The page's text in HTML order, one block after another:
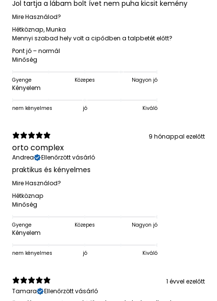
Jol tartja a lábam bolt ívet nem puha kicsit kemény
Mire Használod?
Hétköznap,Munka
Mennyi szabad hely volt a cipődben a talpbetét előtt?
Pont jó – normál
Minőség
Gyenge Közepes Nagyon jó
Kényelem
nem kényelmes jó Kiváló
9 hónappal ezelőtt
orto complex
Andrea Ellenőrzött vásárló
praktikus és kényelmes
Mire Használod?
Hétköznap
Minőség
Gyenge Közepes Nagyon jó
Kényelem
nem kényelmes jó Kiváló
1 évvel ezelőtt
Tamara
Ellenőrzött vásárló